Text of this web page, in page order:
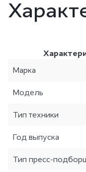
Марка
Модель
Тип техники
Год выпуска
Тип пресс-